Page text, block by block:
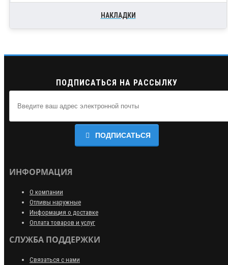
НАКЛАДКИ
ПОДПИСАТЬСЯ НА РАССЫЛКУ
ПОДПИСАТЬСЯ
ИНФОРМАЦИЯ
О компании
Отливы наружные
Информация о доставке
Оплата товаров и услуг
СЛУЖБА ПОДДЕРЖКИ
Связаться с нами